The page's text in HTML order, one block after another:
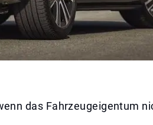
das Fahrzeugeigentum